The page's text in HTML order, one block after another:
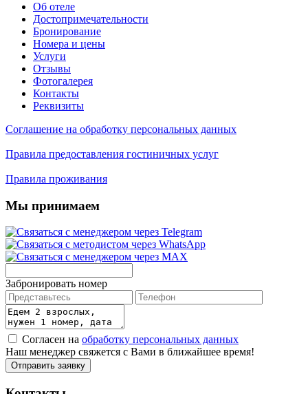
Об отеле
Достопримечательности
Бронирование
Номера и цены
Услуги
Отзывы
Фотогалерея
Контакты
Реквизиты
Соглашение на обработку персональных данных
Правила предоставления гостиничных услуг
Правила проживания
Мы принимаем
Забронировать номер
Согласен на обработку персональных данных
Наш менеджер свяжется с Вами в ближайшее время!